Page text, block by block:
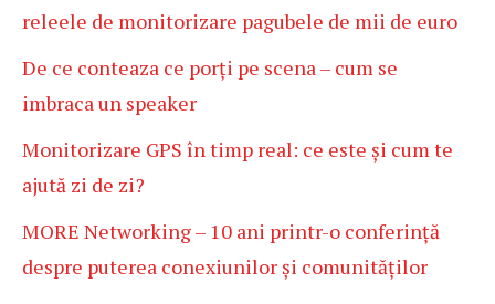
releele de monitorizare pagubele de mii de euro
De ce conteaza ce porți pe scena – cum se
imbraca un speaker
Monitorizare GPS în timp real: ce este și cum te
ajută zi de zi?
MORE Networking – 10 ani printr-o conferință
despre puterea conexiunilor și comunităților